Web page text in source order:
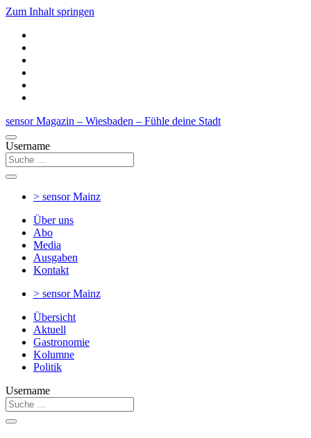
Zum Inhalt springen
sensor Magazin – Wiesbaden – Fühle deine Stadt
Username
> sensorMainz
Über uns
Abo
Media
Ausgaben
Kontakt
> sensorMainz
Übersicht
Aktuell
Gastronomie
Kolumne
Politik
Username